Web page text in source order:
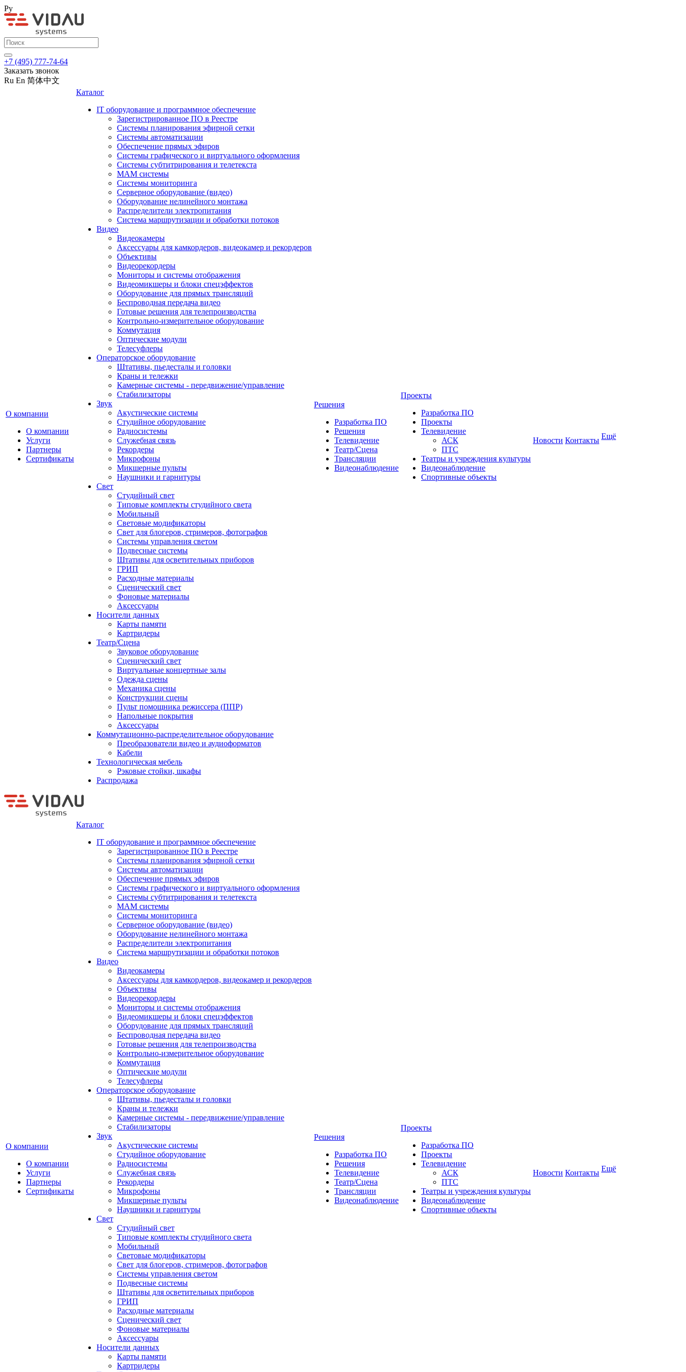
Ру
+7 (495) 777-74-64
Заказать звонок
Ru En 简体中文
О компании
О компании
Услуги
Партнеры
Сертификаты
Каталог
IT оборудование и программное обеспечение
Зарегистрированное ПО в Реестре
Системы планирования эфирной сетки
Системы автоматизации
Обеспечение прямых эфиров
Системы графического и виртуального оформления
Системы субтитрирования и телетекста
MAM системы
Системы мониторинга
Серверное оборудование (видео)
Оборудование нелинейного монтажа
Распределители электропитания
Система маршрутизации и обработки потоков
Видео
Видеокамеры
Аксессуары для камкордеров, видеокамер и рекордеров
Объективы
Видеорекордеры
Мониторы и системы отображения
Видеомикшеры и блоки спецэффектов
Оборудование для прямых трансляций
Беспроводная передача видео
Готовые решения для телепроизводства
Контрольно-измерительное оборудование
Коммутация
Оптические модули
Телесуфлеры
Операторское оборудование
Штативы, пьедесталы и головки
Краны и тележки
Камерные системы - передвижение/управление
Стабилизаторы
Звук
Акустические системы
Студийное оборудование
Радиосистемы
Служебная связь
Рекордеры
Микрофоны
Микшерные пульты
Наушники и гарнитуры
Свет
Студийный свет
Типовые комплекты студийного света
Мобильный
Световые модификаторы
Свет для блогеров, стримеров, фотографов
Системы управления светом
Подвесные системы
Штативы для осветительных приборов
ГРИП
Расходные материалы
Сценический свет
Фоновые материалы
Аксессуары
Носители данных
Карты памяти
Картридеры
Театр/Сцена
Звуковое оборудование
Сценический свет
Виртуальные концертные залы
Одежда сцены
Механика сцены
Конструкции сцены
Пульт помощника режиссера (ППР)
Напольные покрытия
Аксессуары
Коммутационно-распределительное оборудование
Преобразователи видео и аудиоформатов
Кабели
Технологическая мебель
Рэковые стойки, шкафы
Распродажа
Решения
Разработка ПО
Решения
Телевидение
Театр/Сцена
Трансляции
Видеонаблюдение
Проекты
Разработка ПО
Проекты
Телевидение
АСК
ПТС
Театры и учреждения культуры
Видеонаблюдение
Спортивные объекты
Новости Контакты Ещё
О компании
О компании
Услуги
Партнеры
Сертификаты
Каталог
IT оборудование и программное обеспечение
Зарегистрированное ПО в Реестре
Системы планирования эфирной сетки
Системы автоматизации
Обеспечение прямых эфиров
Системы графического и виртуального оформления
Системы субтитрирования и телетекста
MAM системы
Системы мониторинга
Серверное оборудование (видео)
Оборудование нелинейного монтажа
Распределители электропитания
Система маршрутизации и обработки потоков
Видео
Видеокамеры
Аксессуары для камкордеров, видеокамер и рекордеров
Объективы
Видеорекордеры
Мониторы и системы отображения
Видеомикшеры и блоки спецэффектов
Оборудование для прямых трансляций
Беспроводная передача видео
Готовые решения для телепроизводства
Контрольно-измерительное оборудование
Коммутация
Оптические модули
Телесуфлеры
Операторское оборудование
Штативы, пьедесталы и головки
Краны и тележки
Камерные системы - передвижение/управление
Стабилизаторы
Звук
Акустические системы
Студийное оборудование
Радиосистемы
Служебная связь
Рекордеры
Микрофоны
Микшерные пульты
Наушники и гарнитуры
Свет
Студийный свет
Типовые комплекты студийного света
Мобильный
Световые модификаторы
Свет для блогеров, стримеров, фотографов
Системы управления светом
Подвесные системы
Штативы для осветительных приборов
ГРИП
Расходные материалы
Сценический свет
Фоновые материалы
Аксессуары
Носители данных
Карты памяти
Картридеры
Решения
Разработка ПО
Решения
Телевидение
Театр/Сцена
Трансляции
Видеонаблюдение
Проекты
Разработка ПО
Проекты
Телевидение
АСК
ПТС
Театры и учреждения культуры
Видеонаблюдение
Спортивные объекты
Новости Контакты Ещё